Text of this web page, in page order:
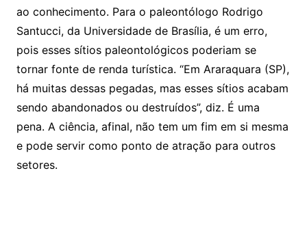
ao conhecimento. Para o paleontólogo Rodrigo
Santucci, da Universidade de Brasília, é um erro,
pois esses sítios paleontológicos poderiam se
tornar fonte de renda turística. “Em Araraquara (SP),
há muitas dessas pegadas, mas esses sítios acabam
sendo abandonados ou destruídos”, diz. É uma
pena. A ciência, afinal, não tem um fim em si mesma
e pode servir como ponto de atração para outros
setores.